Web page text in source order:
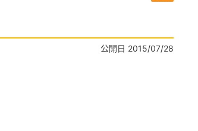
公開日 2015/07/28